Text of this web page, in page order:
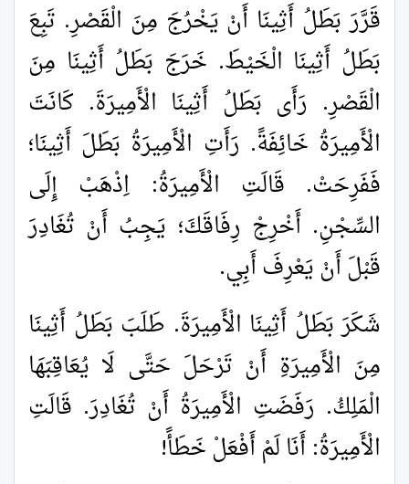
قَرَّرَ بَطَلُ أَثِينَا أَنْ يَخْرُجَ مِنَ الْقَصْرِ. تَبِعَ
بَطَلُ أَثِينَا الْخَيْطَ. خَرَجَ بَطَلُ أَثِينَا مِنَ
الْقَصْرِ. رَأَى بَطَلُ أَثِينَا الْأَمِيرَةَ. كَانَتَ
الْأَمِيرَةُ خَائِفَةً. رَأَتِ الْأَمِيرَةُ بَطَلَ أَثِينَا؛
فَفَرِحَتْ. قَالَتِ الْأَمِيرَةُ: اِذْهَبْ إِلَى
السِّجْنِ. أَخْرِجْ رِفَاقَكَ؛ يَجِبُ أَنْ تُغَادِرَ
قَبْلَ أَنْ يَعْرِفَ أَبِي.
شَكَرَ بَطَلُ أَثِينَا الْأَمِيرَةَ. طَلَبَ بَطَلُ أَثِينَا
مِنَ الْأَمِيرَةِ أَنْ تَرْحَلَ حَتَّى لَا يُعَاقِبَهَا
الْمَلِكُ. رَفَضَتِ الْأَمِيرَةُ أَنْ تُغَادِرَ. قَالَتِ
الْأَمِيرَةُ: أَنَا لَمْ أَفْعَلْ خَطَأً!